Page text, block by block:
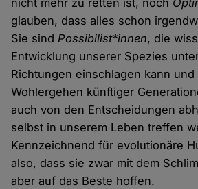
nicht mehr zu retten ist, noch
glauben, dass alles schon
Sie sindPossibilist*innen, die
Entwicklung unserer Spezies
Richtungen einschlagen kann und
Wohlergehen künftiger
auch von den Entscheidungen
selbst in unserem Leben treffen
Kennzeichnend für evolutionäre
also, dass sie zwar mit dem
aber auf das Beste hoffen.